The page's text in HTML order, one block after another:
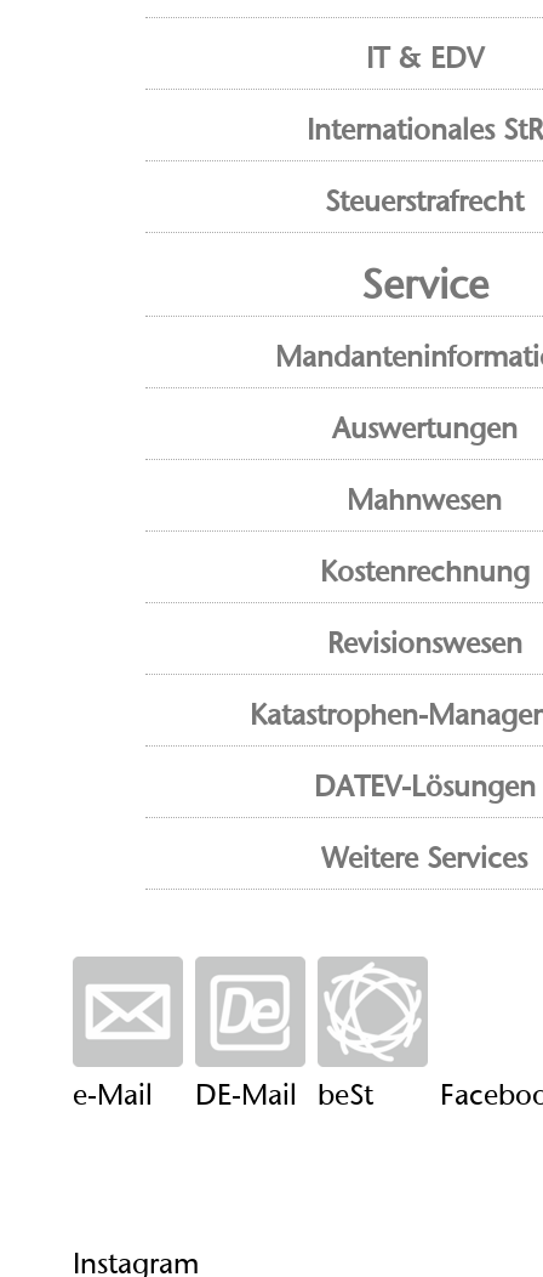
IT & EDV
Internationales StR
Steuerstrafrecht
Service
Auswertungen
Mahnwesen
Kostenrechnung
Revisionswesen
Katastrophen-
DATEV-Lösungen
Weitere Services
e-Mail DE-Mail beSt
Instagram